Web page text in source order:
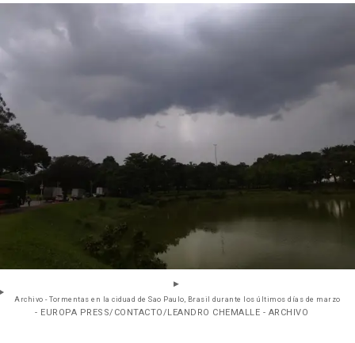
Archivo - Tormentas en la ciduad de Sao Paulo, Brasil durante los últimos días de marzo
- EUROPA PRESS/CONTACTO/LEANDRO CHEMALLE - ARCHIVO